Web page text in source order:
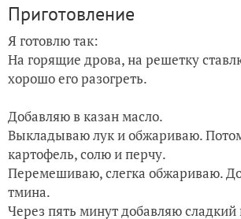
Приготовление
Я готовлю так:
На горящие дрова, на решетку
хорошо его разогреть.
Добавляю в казан масло.
Выкладываю лук и обжариваю.
картофель, солю и перчу.
Перемешиваю, слегка обжариваю.
тмина.
Через пять минут добавляю